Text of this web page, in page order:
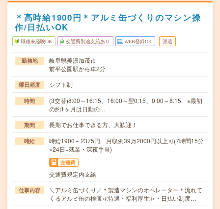
＊高時給1900円＊アルミ缶づくりのマシン操
作/日払いOK
職種未経験OK 交通費別途支給あり WEB登録OK 派遣
勤務地
岐阜県美濃加茂市
前平公園駅から車2分
曜日頻度 シフト制
時間
(3交替)8:00～16:15、16:00～翌0:15、0:00～8:15 ※最初
の約1ヶ月は日勤の…
期間 長期でお仕事できる方、大歓迎！
時給
時給1900～2375円 月収例39万2000円以上可(7時間15分
×24日+残業・深夜手当)
交通費
交通費規定内支給
仕事内容
＼アルミ缶づくり／＊製造マシンのオペレーター＊流れて
くるアルミ缶の検査≪待遇・福利厚生≫・日払い制度…